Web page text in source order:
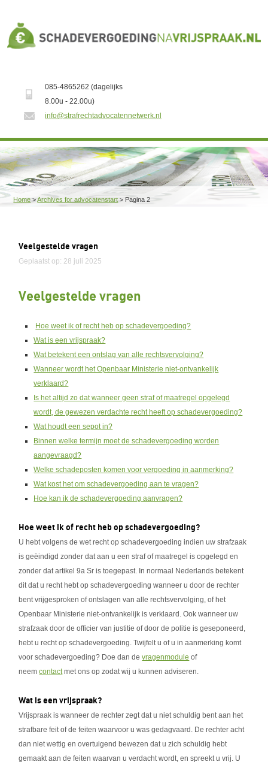
085-4865262 (dagelijks
8.00u - 22.00u)
info@strafrechtadvocatennetwerk.nl
Home>Archives for advocatenstart >Pagina 2
Veelgestelde vragen
Geplaatst op: 28 juli 2025
Veelgestelde vragen
Hoe weet ik of recht heb op schadevergoeding?
Wat is een vrijspraak?
Wat betekent een ontslag van alle rechtsvervolging?
Wanneer wordt het Openbaar Ministerie niet-ontvankelijk
verklaard?
Is het altijd zo dat wanneer geen straf of maatregel opgelegd
wordt, de gewezen verdachte recht heeft op schadevergoeding?
Wat houdt een sepot in?
Binnen welke termijn moet de schadevergoeding worden
aangevraagd?
Welke schadeposten komen voor vergoeding in aanmerking?
Wat kost het om schadevergoeding aan te vragen?
Hoe kan ik de schadevergoeding aanvragen?
Hoe weet ik of recht heb op schadevergoeding?
U hebt volgens de wet recht op schadevergoeding indien uw strafzaak
is geëindigd zonder dat aan u een straf of maatregel is opgelegd en
zonder dat artikel 9a Sr is toegepast. In normaal Nederlands betekent
dit dat u recht hebt op schadevergoeding wanneer u door de rechter
bent vrijgesproken of ontslagen van alle rechtsvervolging, of het
Openbaar Ministerie niet-ontvankelijk is verklaard. Ook wanneer uw
strafzaak door de officier van justitie of door de politie is geseponeerd,
hebt u recht op schadevergoeding. Twijfelt u of u in aanmerking komt
voor schadevergoeding? Doe dan devragenmodule of
neemcontactmet ons op zodat wij u kunnen adviseren.
Wat is een vrijspraak?
Vrijspraak is wanneer de rechter zegt dat u niet schuldig bent aan het
strafbare feit of de feiten waarvoor u was gedagvaard. De rechter acht
dan niet wettig en overtuigend bewezen dat u zich schuldig hebt
gemaakt aan de feiten waarvan u verdacht wordt, en spreekt u vrij. U